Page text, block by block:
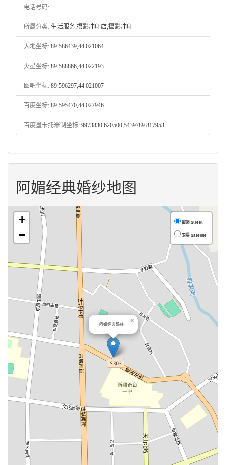
电话号码:
所属分类: 生活服务;摄影冲印店;摄影冲印
大地坐标: 89.586439,44.021064
火星坐标: 89.588866,44.022193
图吧坐标: 89.596297,44.021007
百度坐标: 89.595470,44.027946
百度墨卡托米制坐标: 9973830.620500,5439789.817953
阿媚经典婚纱地图
阿媚经典婚纱 ×
+
−
街道 Street
卫星 Satellite